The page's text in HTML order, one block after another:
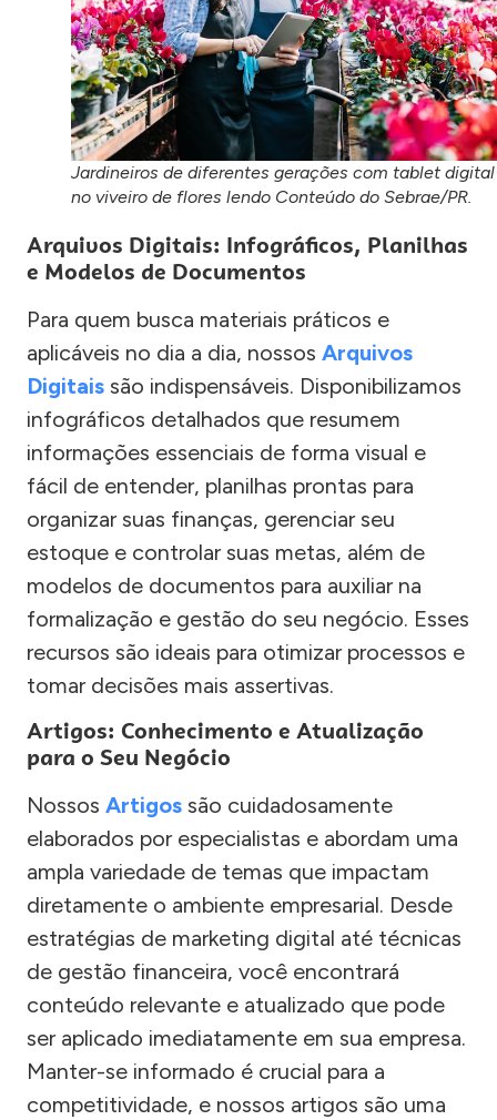
Jardineiros de diferentes gerações com tablet digital
no viveiro de flores lendo Conteúdo do Sebrae/PR.
Arquivos Digitais: Infográficos, Planilhas
e Modelos de Documentos
Para quem busca materiais práticos e
aplicáveis no dia a dia, nossos Arquivos
Digitais são indispensáveis. Disponibilizamos
infográficos detalhados que resumem
informações essenciais de forma visual e
fácil de entender, planilhas prontas para
organizar suas finanças, gerenciar seu
estoque e controlar suas metas, além de
modelos de documentos para auxiliar na
formalização e gestão do seu negócio. Esses
recursos são ideais para otimizar processos e
tomar decisões mais assertivas.
Artigos: Conhecimento e Atualização
para o Seu Negócio
Nossos Artigos são cuidadosamente
elaborados por especialistas e abordam uma
ampla variedade de temas que impactam
diretamente o ambiente empresarial. Desde
estratégias de marketing digital até técnicas
de gestão financeira, você encontrará
conteúdo relevante e atualizado que pode
ser aplicado imediatamente em sua empresa.
Manter-se informado é crucial para a
competitividade, e nossos artigos são uma